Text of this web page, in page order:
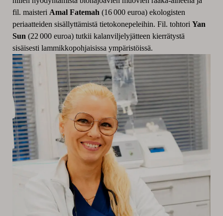
fil. maisteri Amal Fatemah (16 000 euroa) ekologisten
periaatteiden sisällyttämistä tietokonepeleihin. Fil. tohtori Yan
Sun (22 000 euroa) tutkii kalanviljelyjätteen kierrätystä
sisäisesti lammikkopohjaisissa ympäristöissä.